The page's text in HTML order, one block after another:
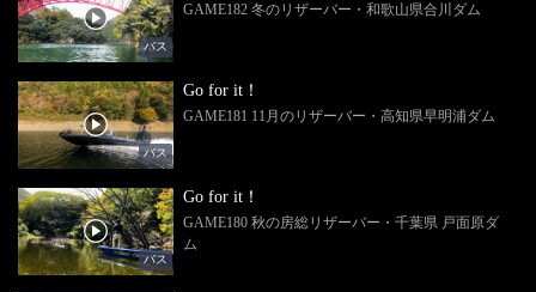
バス
GAME182 冬のリザーバー・和歌山県合川ダム
バス
Go for it！
GAME181 11月のリザーバー・高知県早明浦ダム
バス
Go for it！
GAME180 秋の房総リザーバー・千葉県 戸面原ダ
ム